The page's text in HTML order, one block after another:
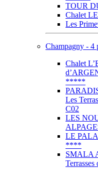
TOUR
Chalet
Les
Champagny - 4
Chalet
*****
Les
C02
LES
LE
****
SMALA
Terrasses